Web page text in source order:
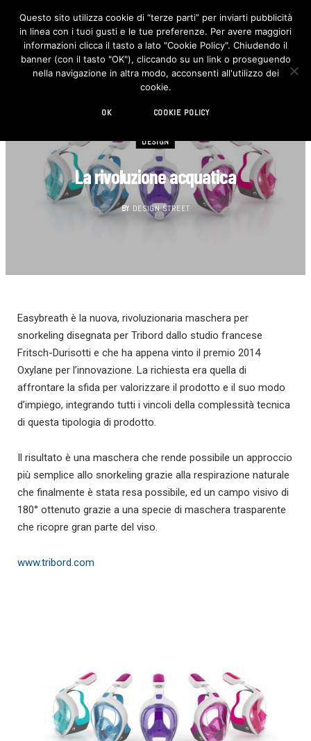
F
c
e
b
o
I
n
s
t
DESIGN
La rivoluzione acquatica
BY DESIGN STREET
Easybreath è la nuova, rivoluzionaria maschera per
snorkeling disegnata per Tribord dallo studio francese
Fritsch-Durisotti e che ha appena vinto il premio 2014
Oxylane per l’innovazione. La richiesta era quella di
affrontare la sfida per valorizzare il prodotto e il suo modo
d’impiego, integrando tutti i vincoli della complessità tecnica
di questa tipologia di prodotto.
Il risultato è una maschera che rende possibile un approccio
più semplice allo snorkeling grazie alla respirazione naturale
che finalmente è stata resa possibile, ed un campo visivo di
180° ottenuto grazie a una specie di maschera trasparente
che ricopre gran parte del viso.
www.tribord.com
Questo sito utilizza cookie di “terze parti” per inviarti pubblicità
in linea con i tuoi gusti e le tue preferenze. Per avere maggiori
informazioni clicca il tasto a lato "Cookie Policy". Chiudendo il
banner (con il tasto "OK"), cliccando su un link o proseguendo
nella navigazione in altra modo, acconsenti all'utilizzo dei
cookie.
OK COOKIE POLICY